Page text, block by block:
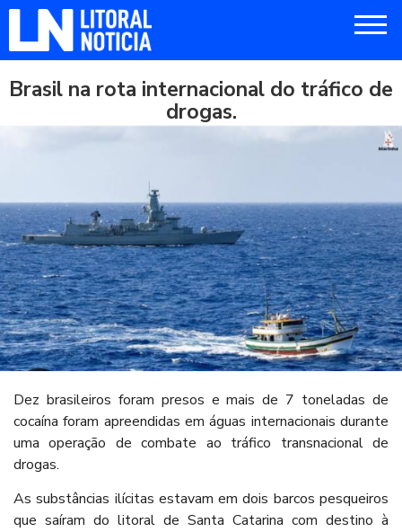
Brasil na rota internacional do tráfico de
drogas.
Dez brasileiros foram presos e mais de 7 toneladas de
cocaína foram apreendidas em águas internacionais durante
uma operação de combate ao tráfico transnacional de
drogas.
As substâncias ilícitas estavam em dois barcos pesqueiros
que saíram do litoral de Santa Catarina com destino à